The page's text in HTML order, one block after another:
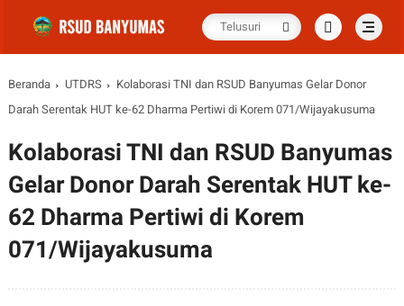
Beranda UTDRS
Kolaborasi TNI dan RSUD Banyumas Gelar Donor
Darah Serentak HUT ke-62 Dharma Pertiwi di Korem 071/Wijayakusuma
Kolaborasi TNI dan RSUD Banyumas
Gelar Donor Darah Serentak HUT ke-
62 Dharma Pertiwi di Korem
071/Wijayakusuma